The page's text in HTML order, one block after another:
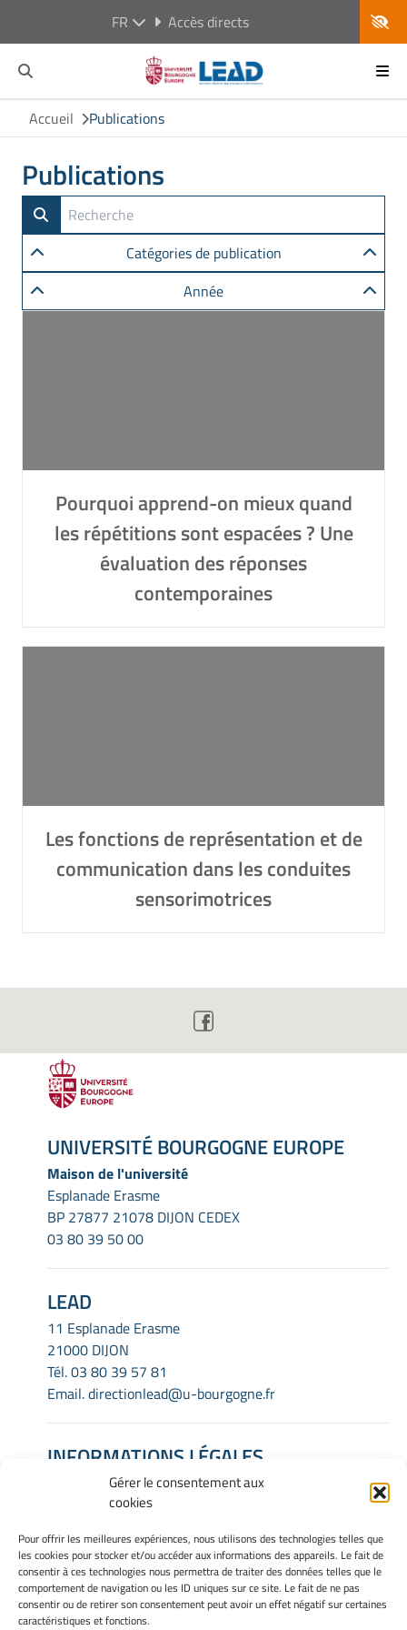
Gérer le consentement aux
cookies
Pour offrir les meilleures expériences, nous utilisons des technologies telles que
les cookies pour stocker et/ou accéder aux informations des appareils. Le fait de
consentir à ces technologies nous permettra de traiter des données telles que le
comportement de navigation ou les ID uniques sur ce site. Le fait de ne pas
consentir ou de retirer son consentement peut avoir un effet négatif sur certaines
caractéristiques et fonctions.
FR Accès directs
Accueil Publications
Publications
Catégories de publication
Année
Pourquoi apprend-on mieux quand
les répétitions sont espacées ? Une
évaluation des réponses
contemporaines
Les fonctions de représentation et de
communication dans les conduites
sensorimotrices
UNIVERSITÉ BOURGOGNE EUROPE
Maison de l'université
Esplanade Erasme
BP 27877 21078 DIJON CEDEX
03 80 39 50 00
LEAD
11 Esplanade Erasme
21000 DIJON
Tél.03 80 39 57 81
Email.directionlead@u-bourgogne.fr
INFORMATIONS LÉGALES
Mentions Légales
Gérer mes cookies
Déclaration de confidentialité
Avertissement